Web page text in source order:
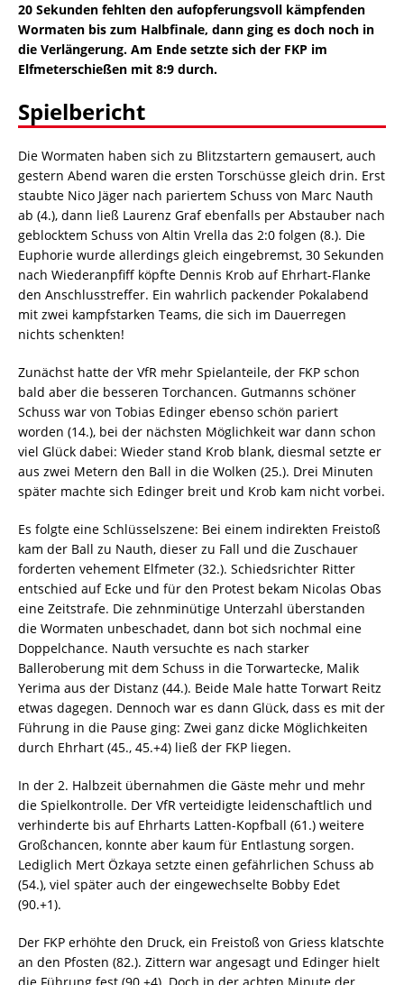
20 Sekunden fehlten den aufopferungsvoll kämpfenden
Wormaten bis zum Halbfinale, dann ging es doch noch in
die Verlängerung. Am Ende setzte sich der FKP im
Elfmeterschießen mit 8:9 durch.
Spielbericht
Die Wormaten haben sich zu Blitzstartern gemausert, auch
gestern Abend waren die ersten Torschüsse gleich drin. Erst
staubte Nico Jäger nach pariertem Schuss von Marc Nauth
ab (4.), dann ließ Laurenz Graf ebenfalls per Abstauber nach
geblocktem Schuss von Altin Vrella das 2:0 folgen (8.). Die
Euphorie wurde allerdings gleich eingebremst, 30 Sekunden
nach Wiederanpfiff köpfte Dennis Krob auf Ehrhart-Flanke
den Anschlusstreffer. Ein wahrlich packender Pokalabend
mit zwei kampfstarken Teams, die sich im Dauerregen
nichts schenkten!
Zunächst hatte der VfR mehr Spielanteile, der FKP schon
bald aber die besseren Torchancen. Gutmanns schöner
Schuss war von Tobias Edinger ebenso schön pariert
worden (14.), bei der nächsten Möglichkeit war dann schon
viel Glück dabei: Wieder stand Krob blank, diesmal setzte er
aus zwei Metern den Ball in die Wolken (25.). Drei Minuten
später machte sich Edinger breit und Krob kam nicht vorbei.
Es folgte eine Schlüsselszene: Bei einem indirekten Freistoß
kam der Ball zu Nauth, dieser zu Fall und die Zuschauer
forderten vehement Elfmeter (32.). Schiedsrichter Ritter
entschied auf Ecke und für den Protest bekam Nicolas Obas
eine Zeitstrafe. Die zehnminütige Unterzahl überstanden
die Wormaten unbeschadet, dann bot sich nochmal eine
Doppelchance. Nauth versuchte es nach starker
Balleroberung mit dem Schuss in die Torwartecke, Malik
Yerima aus der Distanz (44.). Beide Male hatte Torwart Reitz
etwas dagegen. Dennoch war es dann Glück, dass es mit der
Führung in die Pause ging: Zwei ganz dicke Möglichkeiten
durch Ehrhart (45., 45.+4) ließ der FKP liegen.
In der 2. Halbzeit übernahmen die Gäste mehr und mehr
die Spielkontrolle. Der VfR verteidigte leidenschaftlich und
verhinderte bis auf Ehrharts Latten-Kopfball (61.) weitere
Großchancen, konnte aber kaum für Entlastung sorgen.
Lediglich Mert Özkaya setzte einen gefährlichen Schuss ab
(54.), viel später auch der eingewechselte Bobby Edet
(90.+1).
Der FKP erhöhte den Druck, ein Freistoß von Griess klatschte
an den Pfosten (82.). Zittern war angesagt und Edinger hielt